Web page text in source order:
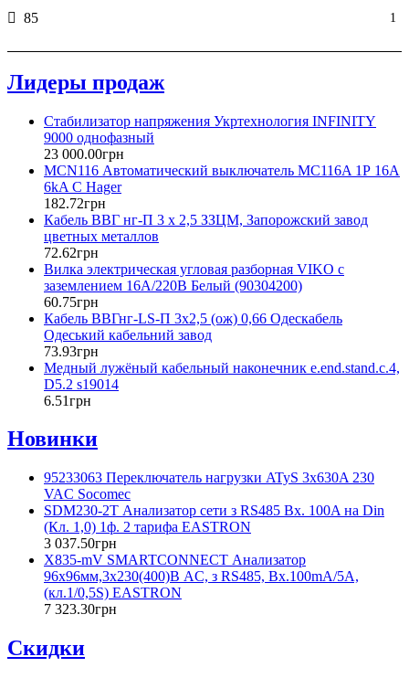
85 1
Лидеры продаж
Стабилизатор напряжения Укртехнология INFINITY
9000 однофазный
23 000.00грн
MCN116 Автоматический выключатель MC116A 1Р 16А
6kA C Hager
182.72грн
Кабель ВВГ нг-П 3 х 2,5 ЗЗЦМ, Запорожский завод
цветных металлов
72.62грн
Вилка электрическая угловая разборная VIKO с
заземлением 16А/220В Белый (90304200)
60.75грн
Кабель ВВГнг-LS-П 3х2,5 (ож) 0,66 Одескабель
Одеський кабельний завод
73.93грн
Медный лужёный кабельный наконечник e.end.stand.c.4,
D5.2 s19014
6.51грн
Новинки
95233063 Переключатель нагрузки ATyS 3x630A 230
VAC Socomec
SDM230-2T Анализатор сети з RS485 Вх. 100A на Din
(Кл. 1,0) 1ф. 2 тарифа EASTRON
3 037.50грн
X835-mV SMARTCONNECT Анализатор
96х96мм,3x230(400)В AC, з RS485, Вх.100mA/5A,
(кл.1/0,5S) EASTRON
7 323.30грн
Скидки